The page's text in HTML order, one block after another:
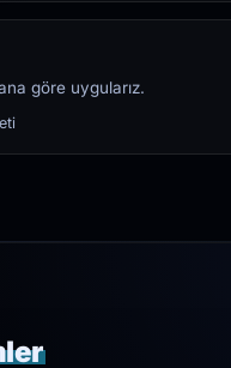
göre uygularız.